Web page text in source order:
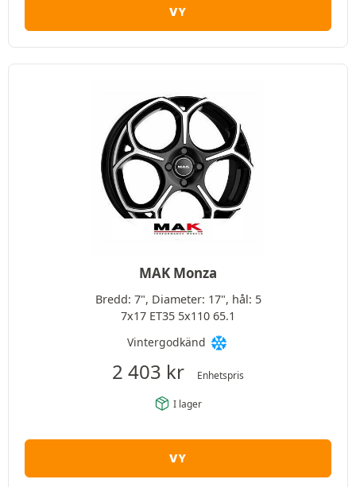
VY
MAK Monza
Bredd: 7", Diameter: 17", hål: 5
7x17 ET35 5x110 65.1
Vintergodkänd
2 403 kr Enhetspris
I lager
VY